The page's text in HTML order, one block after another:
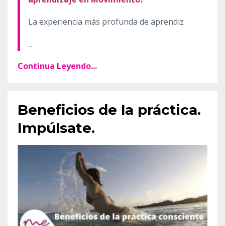
La experiencia más profunda de aprendiz
...
Continua Leyendo...
Beneficios de la práctica.
Impúlsate.